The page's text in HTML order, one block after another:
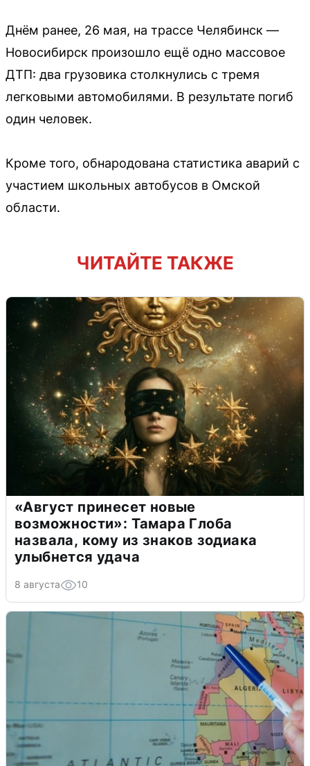
Днём ранее, 26 мая, на трассе Челябинск —
Новосибирск произошло ещё одно массовое
ДТП: два грузовика столкнулись с тремя
легковыми автомобилями. В результате погиб
один человек.
Кроме того, обнародована статистика аварий с
участием школьных автобусов в Омской
области.
ЧИТАЙТЕ ТАКЖЕ
«Август принесет новые
возможности»: Тамара Глоба
назвала, кому из знаков зодиака
улыбнется удача
8 августа 10